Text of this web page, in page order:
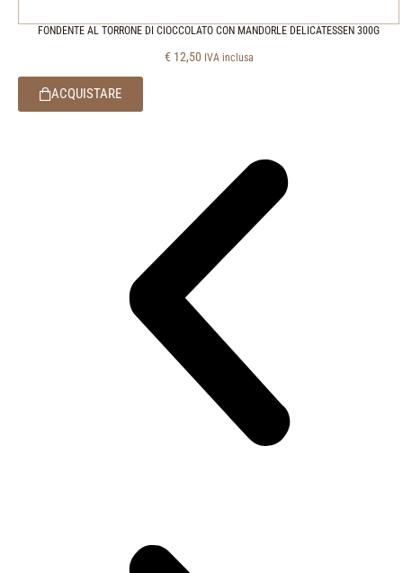
FONDENTE AL TORRONE DI CIOCCOLATO CON MANDORLE DELICATESSEN 300G
€ 12,50 IVA inclusa
ACQUISTARE